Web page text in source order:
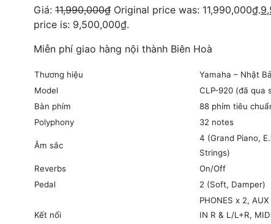
Giá: 11,990,000₫ Original price was: 11,990,000₫.
price is: 9,500,000₫.
Miễn phí giao hàng nội thành Biên Hoà
Thương hiệu
Yamaha – Nhật
Model
CLP-920 (đã qua
Bàn phím
88 phím tiêu
Polyphony
32 notes
Âm sắc
4 (Grand Piano,
Strings)
Reverbs
On/Off
Pedal
2 (Soft, Damper)
Kết nối
PHONES x 2,
IN R & L/L+R,